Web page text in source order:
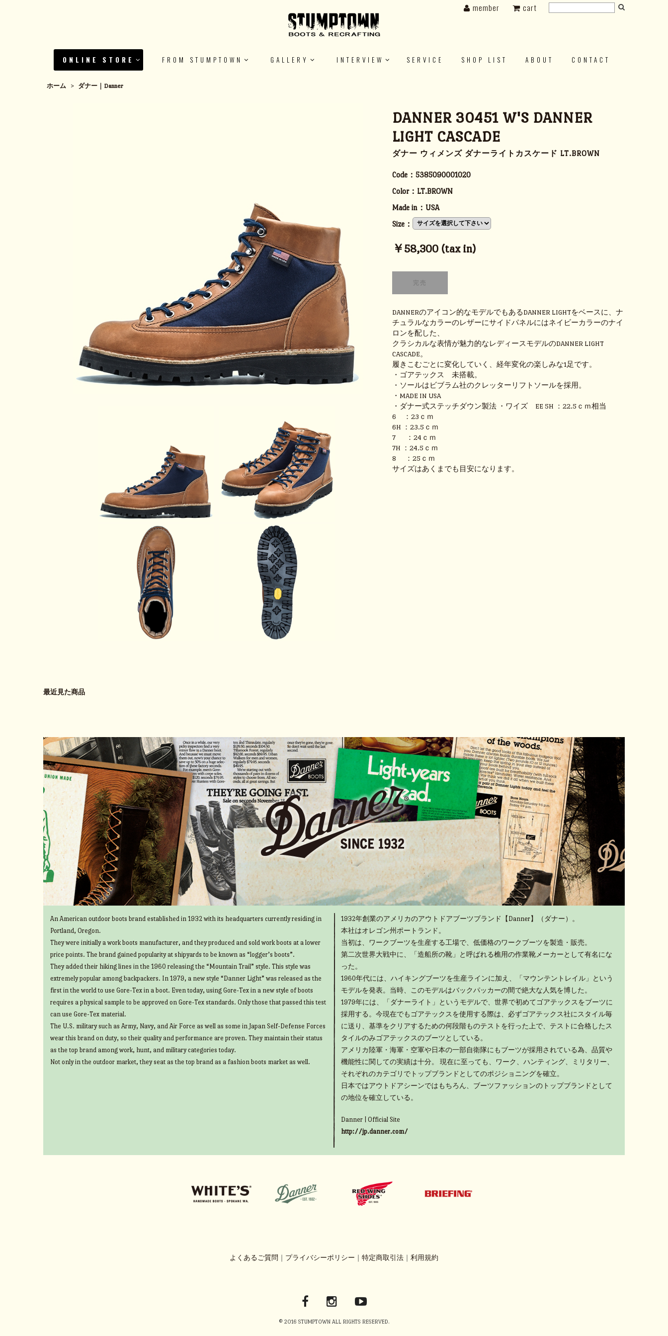
ONLINE STORE FROM STUMPTOWN GALLERY INTERVIEW SERVICE SHOP LIST ABOUT CONTACT
member cart
ホーム > ダナー｜Danner
DANNER 30451 W'S DANNER
LIGHT CASCADE
ダナー ウィメンズ ダナーライトカスケード LT.BROWN
Code： 5385090001020
Color： LT.BROWN
Made in： USA
Size：
￥58,300 (tax in)
DANNERのアイコン的なモデルでもあるDANNER LIGHTをベースに、ナ
チュラルなカラーのレザーにサイドパネルにはネイビーカラーのナイ
ロンを配した、
クラシカルな表情が魅力的なレディースモデルのDANNER LIGHT
CASCADE。
履きこむごとに変化していく、経年変化の楽しみな1足です。
・ゴアテックス 未搭載。
・ソールはビブラム社のクレッターリフトソールを採用。
・MADE IN USA
・ダナー式ステッチダウン製法 ・ワイズ EE 5H ：22.5ｃｍ相当
6 ：23ｃｍ
6H ：23.5ｃｍ
7 ：24ｃｍ
7H ：24.5ｃｍ
8 ：25ｃｍ
サイズはあくまでも目安になります。
最近見た商品
An American outdoor boots brand established in 1932 with its headquarters currently residing in
Portland, Oregon.
They were initially a work boots manufacturer, and they produced and sold work boots at a lower
price points. The brand gained popularity at shipyards to be known as “logger’s boots”.
They added their hiking lines in the 1960 releasing the “Mountain Trail” style. This style was
extremely popular among backpackers. In 1979, a new style “Danner Light” was released as the
first in the world to use Gore-Tex in a boot. Even today, using Gore-Tex in a new style of boots
requires a physical sample to be approved on Gore-Tex standards. Only those that passed this test
can use Gore-Tex material.
The U.S. military such as Army, Navy, and Air Force as well as some in Japan Self-Defense Forces
wear this brand on duty, so their quality and performance are proven. They maintain their status
as the top brand among work, hunt, and military categories today.
Not only in the outdoor market, they seat as the top brand as a fashion boots market as well.
1932年創業のアメリカのアウトドアブーツブランド【Danner】（ダナー）。
本社はオレゴン州ポートランド。
当初は、ワークブーツを生産する工場で、低価格のワークブーツを製造・販売。
第二次世界大戦中に、「造船所の靴」と呼ばれる樵用の作業靴メーカーとして有名にな
った。
1960年代には、ハイキングブーツを生産ラインに加え、「マウンテントレイル」という
モデルを発表。当時、このモデルはバックパッカーの間で絶大な人気を博した。
1979年には、「ダナーライト」というモデルで、世界で初めてゴアテックスをブーツに
採用する。今現在でもゴアテックスを使用する際は、必ずゴアテックス社にスタイル毎
に送り、基準をクリアするための何段階ものテストを行った上で、テストに合格したス
タイルのみゴアテックスのブーツとしている。
アメリカ陸軍・海軍・空軍や日本の一部自衛隊にもブーツが採用されている為、品質や
機能性に関しての実績は十分。 現在に至っても、ワーク、ハンティング、ミリタリー、
それぞれのカテゴリでトップブランドとしてのポジショニングを確立。
日本ではアウトドアシーンではもちろん、ブーツファッションのトップブランドとして
の地位を確立している。
Danner | Official Site
http://jp.danner.com/
よくあるご質問 プライバシーポリシー 特定商取引法 利用規約
© 2016 STUMPTOWN ALL RIGHTS RESERVED.